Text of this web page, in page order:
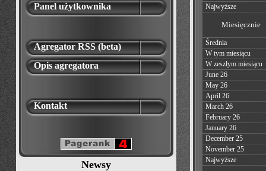
Panel użytkownika
Agregator RSS (beta)
Opis agregatora
Kontakt
Newsy
Najwyższe
Miesięcznie
Średnia
W tym miesiącu
W zeszłym miesiącu
June 26
May 26
April 26
March 26
February 26
January 26
December 25
November 25
Najwyższe